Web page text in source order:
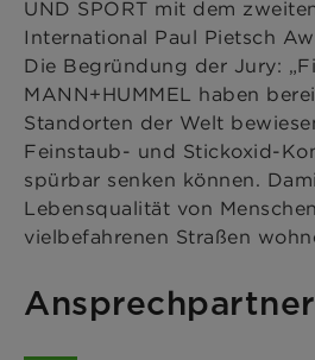
UND SPORT mit dem
International Paul Pietsch
Die Begründung der Jury:
MANN+HUMMEL haben
Standorten der Welt
Feinstaub- und Stickoxid-
spürbar senken können.
Lebensqualität von
vielbefahrenen Straßen
Ansprechpartner